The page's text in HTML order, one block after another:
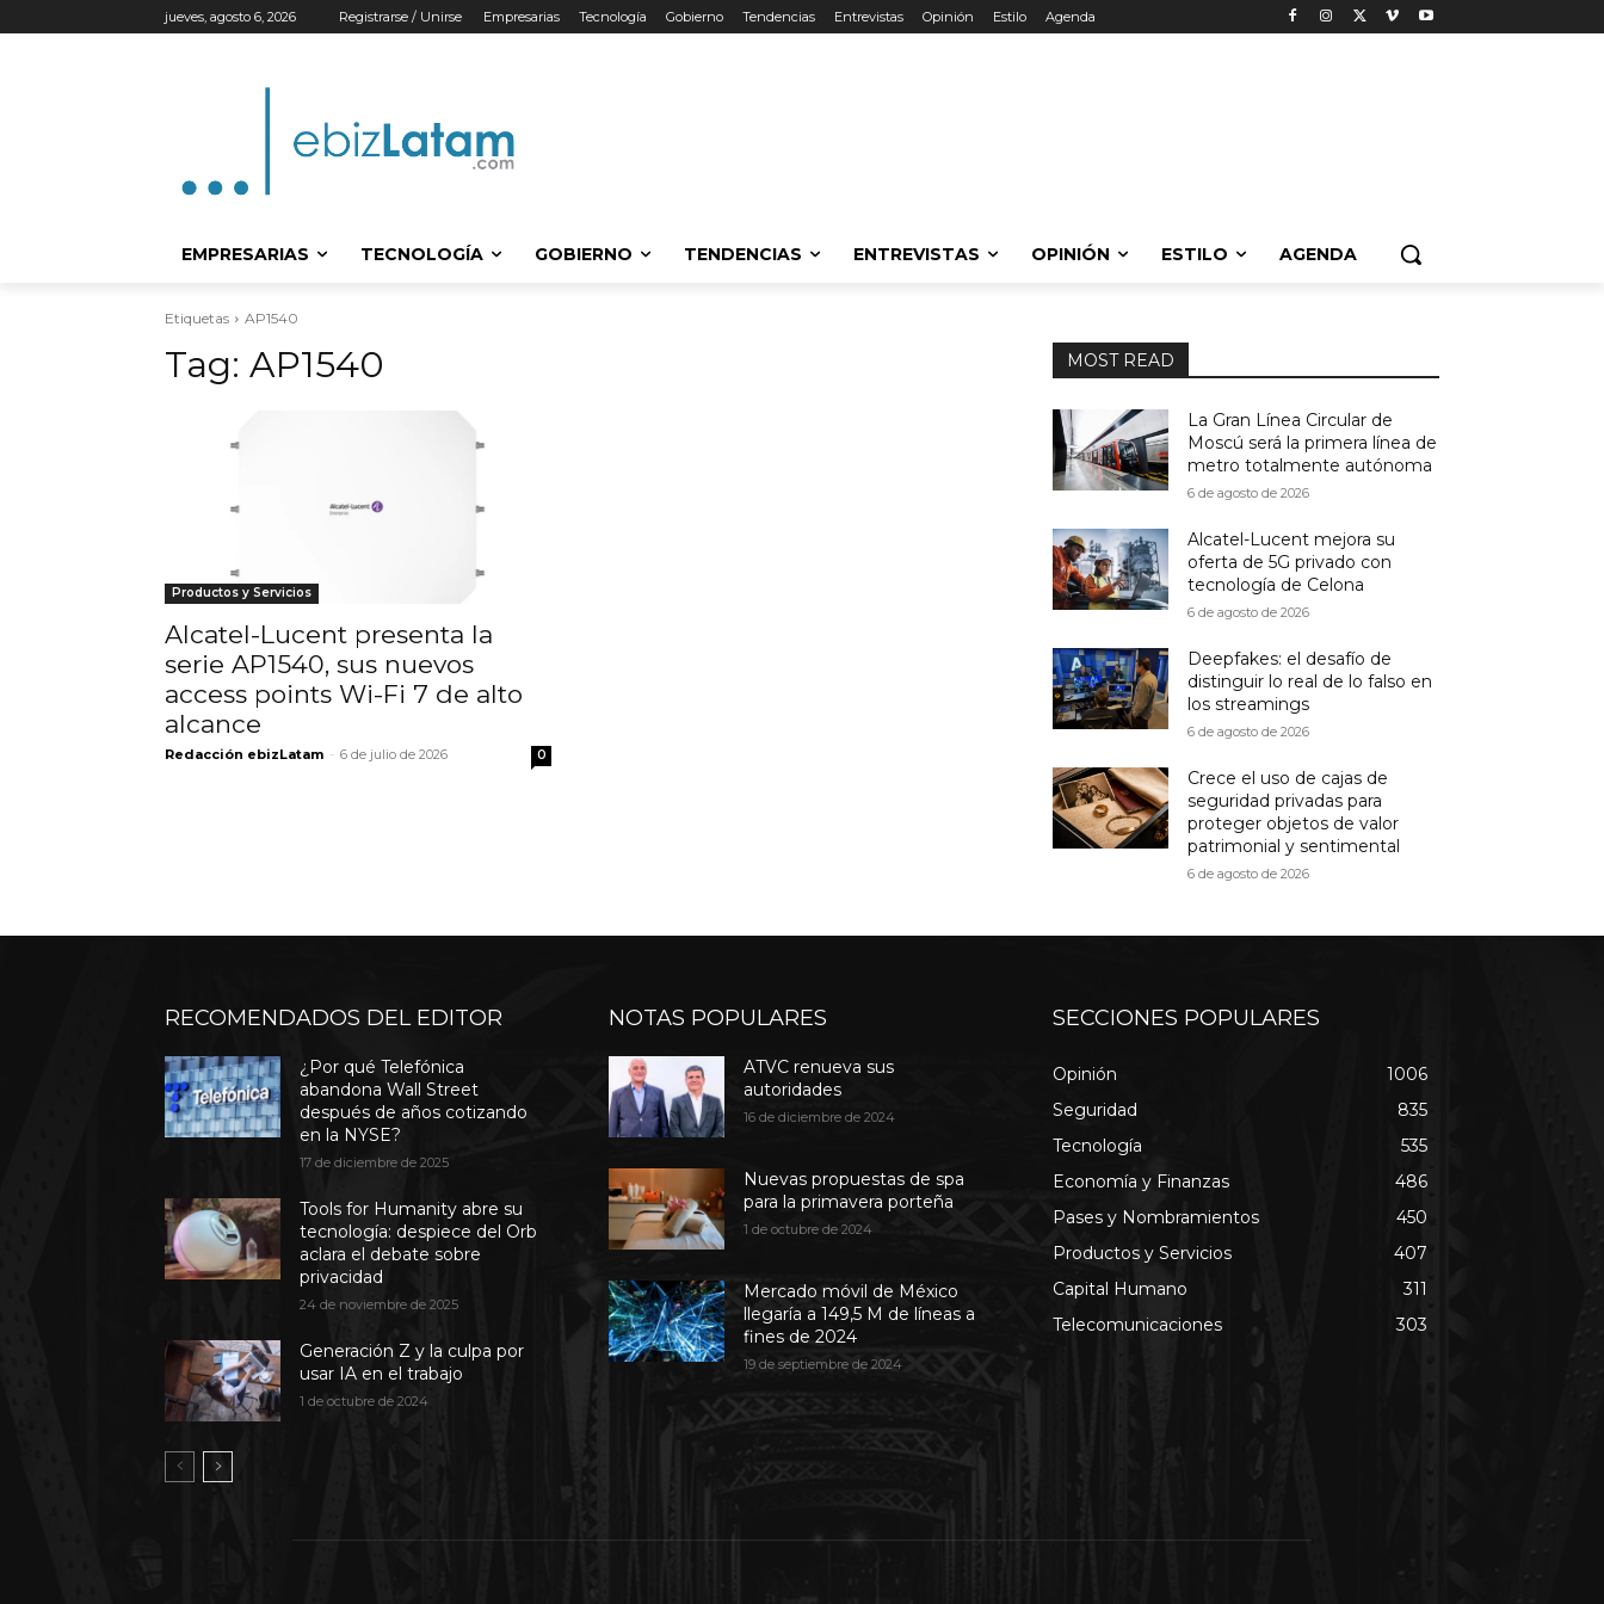
jueves, agosto 6, 2026 Registrarse / Unirse Empresarias Tecnología Gobierno Tendencias Entrevistas Opinión Estilo Agenda
EMPRESARIAS TECNOLOGÍA GOBIERNO TENDENCIAS ENTREVISTAS OPINIÓN ESTILO AGENDA
Etiquetas AP1540
Tag: AP1540
Productos y Servicios
Alcatel-Lucent presenta la
serie AP1540, sus nuevos
access points Wi-Fi 7 de alto
alcance
Redacción ebizLatam - 6 de julio de 2026 0
MOST READ
La Gran Línea Circular de
Moscú será la primera línea de
metro totalmente autónoma
6 de agosto de 2026
Alcatel-Lucent mejora su
oferta de 5G privado con
tecnología de Celona
6 de agosto de 2026
Deepfakes: el desafío de
distinguir lo real de lo falso en
los streamings
6 de agosto de 2026
Crece el uso de cajas de
seguridad privadas para
proteger objetos de valor
patrimonial y sentimental
6 de agosto de 2026
RECOMENDADOS DEL EDITOR
¿Por qué Telefónica
abandona Wall Street
después de años cotizando
en la NYSE?
17 de diciembre de 2025
Tools for Humanity abre su
tecnología: despiece del Orb
aclara el debate sobre
privacidad
24 de noviembre de 2025
Generación Z y la culpa por
usar IA en el trabajo
1 de octubre de 2024
NOTAS POPULARES
ATVC renueva sus
autoridades
16 de diciembre de 2024
Nuevas propuestas de spa
para la primavera porteña
1 de octubre de 2024
Mercado móvil de México
llegaría a 149,5 M de líneas a
fines de 2024
19 de septiembre de 2024
SECCIONES POPULARES
Opinión
1006
Seguridad
835
Tecnología
535
Economía y Finanzas
486
Pases y Nombramientos
450
Productos y Servicios
407
Capital Humano
311
Telecomunicaciones
303